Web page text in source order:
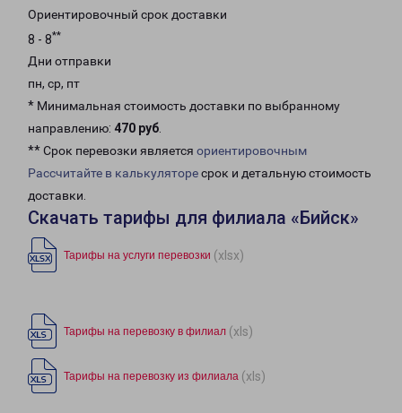
Ориентировочный срок доставки
8 - 8**
Дни отправки
пн, ср, пт
* Минимальная стоимость доставки по выбранному
направлению: 470 руб.
** Срок перевозки является ориентировочным
Рассчитайте в калькуляторесрок и детальную стоимость
доставки.
Скачать тарифы для филиала «Бийск»
Тарифы на услуги перевозки (xlsx)
Тарифы на перевозку в филиал (xls)
Тарифы на перевозку из филиала (xls)